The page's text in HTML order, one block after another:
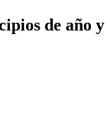
de año y